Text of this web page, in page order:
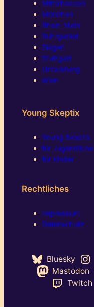
Mittelhessen
München
Rhein-Main
Ruhrgebiet
Siegen
Stuttgart
Untersberg
Wien
Young Skeptix
Young Skeptix
für Jugendliche
für Kinder
Rechtliches
Impressum
Datenschutz
Bluesky
Mastodon
Twitch